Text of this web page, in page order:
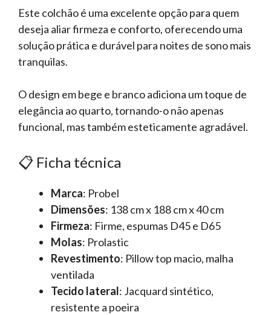
Este colchão é uma excelente opção para quem
deseja aliar firmeza e conforto, oferecendo uma
solução prática e durável para noites de sono mais
tranquilas.
O design em bege e branco adiciona um toque de
elegância ao quarto, tornando-o não apenas
funcional, mas também esteticamente agradável.
📋 Ficha técnica
Marca: Probel
Dimensões: 138 cm x 188 cm x 40 cm
Firmeza: Firme, espumas D45 e D65
Molas: Prolastic
Revestimento: Pillow top macio, malha
ventilada
Tecido lateral: Jacquard sintético,
resistente a poeira